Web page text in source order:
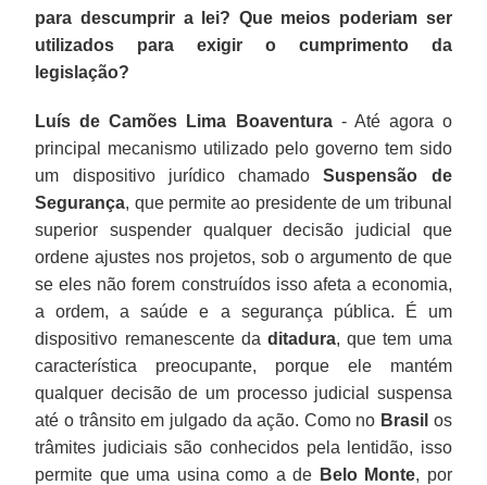
para descumprir a lei? Que meios poderiam ser
utilizados para exigir o cumprimento da
legislação?
Luís de Camões Lima Boaventura- Até agora o
principal mecanismo utilizado pelo governo tem sido
um dispositivo jurídico chamadoSuspensão de
Segurança, que permite ao presidente de um tribunal
superior suspender qualquer decisão judicial que
ordene ajustes nos projetos, sob o argumento de que
se eles não forem construídos isso afeta a economia,
a ordem, a saúde e a segurança pública. É um
dispositivo remanescente da ditadura, que tem uma
característica preocupante, porque ele mantém
qualquer decisão de um processo judicial suspensa
até o trânsito em julgado da ação. Como no Brasil os
trâmites judiciais são conhecidos pela lentidão, isso
permite que uma usina como a de Belo Monte, por